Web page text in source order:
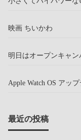
映画 ちいかわ
明日はオープンキャン
Apple Watch OS アッ
最近の投稿